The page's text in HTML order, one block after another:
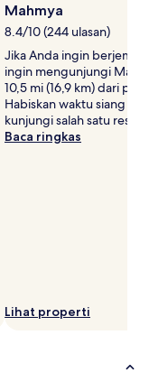
Mahmya
8.4/10 (244 ulasan)
Jika Anda ingin
ingin mengunjungi
10,5 mi (16,9 km) dari
Habiskan waktu siang
kunjungi salah satu
Baca ringkas
Lihat properti